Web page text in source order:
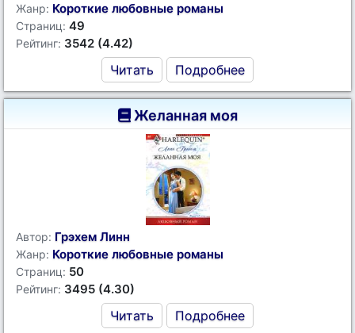
Жанр: Короткие любовные романы
Страниц: 49
Рейтинг: 3542 (4.42)
Читать Подробнее
Желанная моя
Автор: Грэхем Линн
Жанр: Короткие любовные романы
Страниц: 50
Рейтинг: 3495 (4.30)
Читать Подробнее